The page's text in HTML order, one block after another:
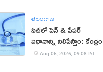
తెలంగాణ
నీట్‌లో పెన్‌ & పేపర్‌
విధానాన్ని నిలిపేస్తాం: కేంద్రం
Aug 06, 2026, 09:08 IST